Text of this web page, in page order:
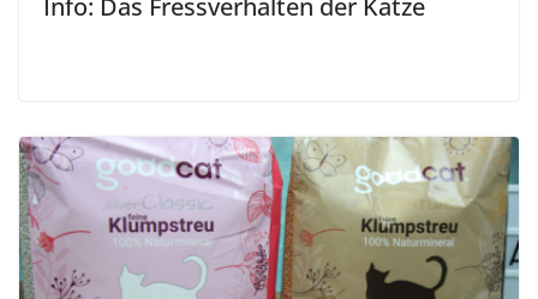
Info: Das Fressverhalten der Katze